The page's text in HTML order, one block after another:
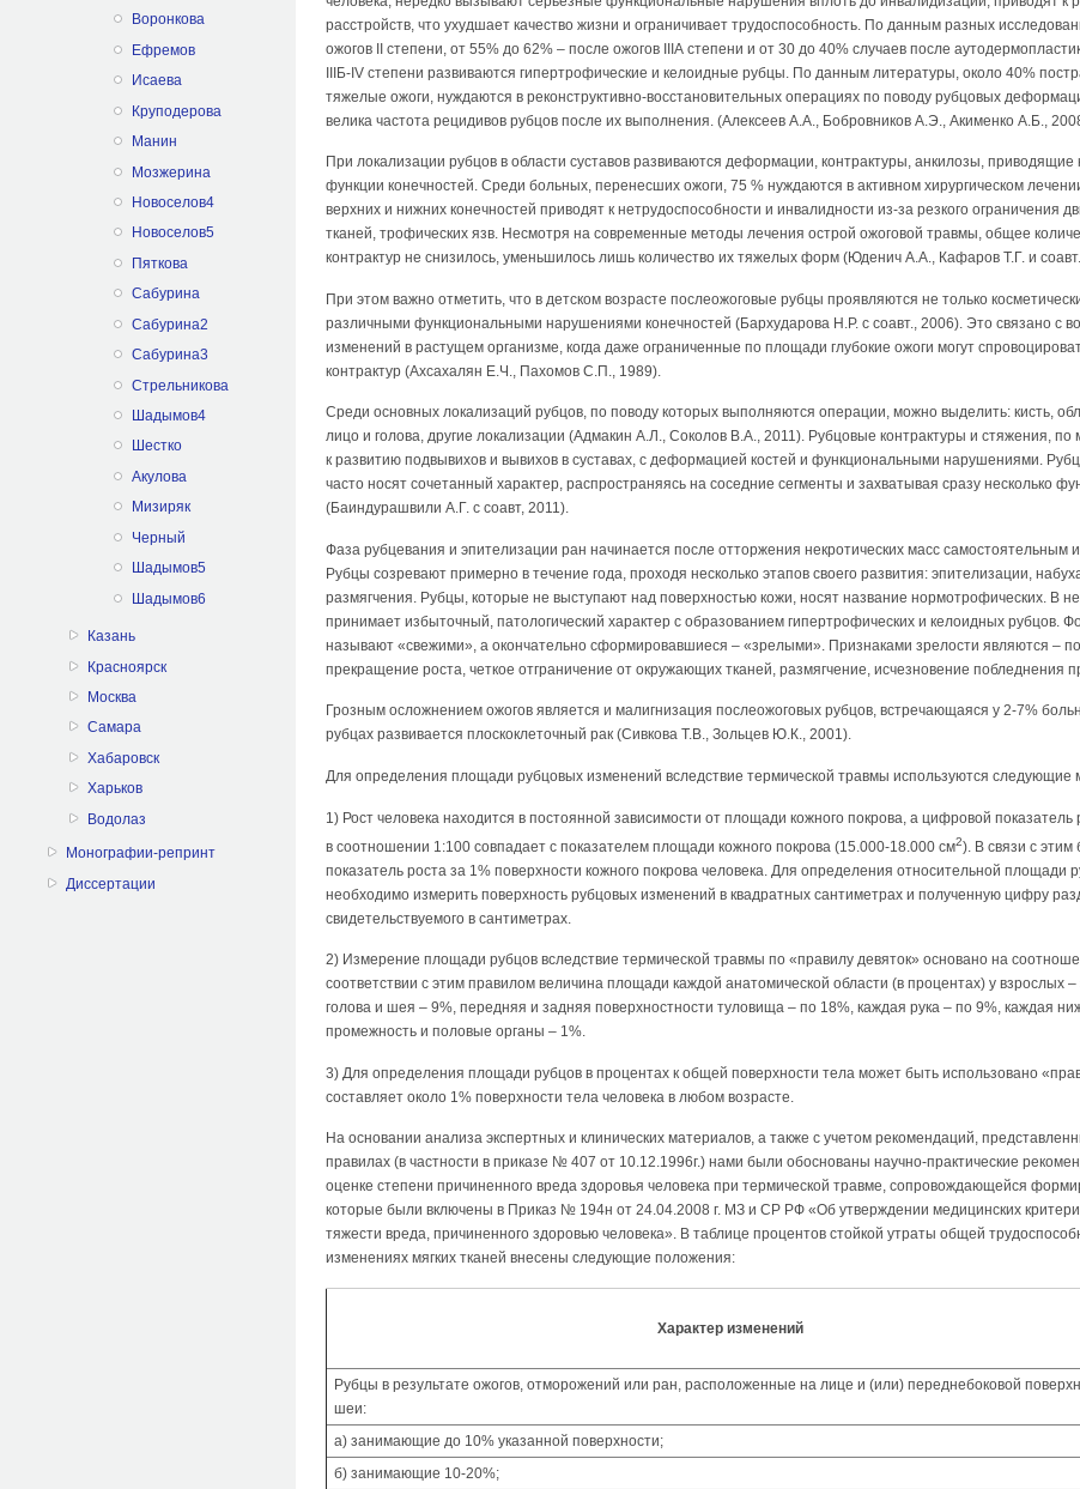
Воронкова
Ефремов
Исаева
Круподерова
Манин
Мозжерина
Новоселов4
Новоселов5
Пяткова
Сабурина
Сабурина2
Сабурина3
Стрельникова
Шадымов4
Шестко
Акулова
Мизиряк
Черный
Шадымов5
Шадымов6
Казань
Красноярск
Москва
Самара
Хабаровск
Харьков
Водолаз
Монографии-репринт
Диссертации
расстройств, что ухудшает качество жизни и ограничивает трудоспособность. По данным разных
ожогов II степени, от 55% до 62% – после ожогов IIIА степени и от 30 до 40% случаев после
IIIБ-IV степени развиваются гипертрофические и келоидные рубцы. По данным литературы, около 40%
тяжелые ожоги, нуждаются в реконструктивно-восстановительных операциях по поводу рубцовых
велика частота рецидивов рубцов после их выполнения. (Алексеев А.А., Бобровников А.Э., Акименко А.Б.,
При локализации рубцов в области суставов развиваются деформации, контрактуры, анкилозы,
функции конечностей. Среди больных, перенесших ожоги, 75 % нуждаются в активном хирургическом
верхних и нижних конечностей приводят к нетрудоспособности и инвалидности из-за резкого ограничения
тканей, трофических язв. Несмотря на современные методы лечения острой ожоговой травмы, общее
контрактур не снизилось, уменьшилось лишь количество их тяжелых форм (Юденич А.А., Кафаров Т.Г. и
При этом важно отметить, что в детском возрасте послеожоговые рубцы проявляются не только
различными функциональными нарушениями конечностей (Бархударова Н.Р. с соавт., 2006). Это связано с
изменений в растущем организме, когда даже ограниченные по площади глубокие ожоги могут
контрактур (Ахсахалян Е.Ч., Пахомов С.П., 1989).
Среди основных локализаций рубцов, по поводу которых выполняются операции, можно выделить: кисть,
лицо и голова, другие локализации (Адмакин А.Л., Соколов В.А., 2011). Рубцовые контрактуры и стяжения, по
к развитию подвывихов и вывихов в суставах, с деформацией костей и функциональными нарушениями.
часто носят сочетанный характер, распространяясь на соседние сегменты и захватывая сразу несколько
(Баиндурашвили А.Г. с соавт, 2011).
Фаза рубцевания и эпителизации ран начинается после отторжения некротических масс самостоятельным
Рубцы созревают примерно в течение года, проходя несколько этапов своего развития: эпителизации,
размягчения. Рубцы, которые не выступают над поверхностью кожи, носят название нормотрофических. В
принимает избыточный, патологический характер с образованием гипертрофических и келоидных рубцов.
называют «свежими», а окончательно сформировавшиеся – «зрелыми». Признаками зрелости являются –
прекращение роста, четкое отграничение от окружающих тканей, размягчение, исчезновение побледнения
Грозным осложнением ожогов является и малигнизация послеожоговых рубцов, встречающаяся у 2-7%
рубцах развивается плоскоклеточный рак (Сивкова Т.В., Зольцев Ю.К., 2001).
Для определения площади рубцовых изменений вследствие термической травмы используются следующие
1) Рост человека находится в постоянной зависимости от площади кожного покрова, а цифровой показатель
в соотношении 1:100 совпадает с показателем площади кожного покрова (15.000-18.000 см2). В связи с
показатель роста за 1% поверхности кожного покрова человека. Для определения относительной площади
необходимо измерить поверхность рубцовых изменений в квадратных сантиметрах и полученную цифру
свидетельствуемого в сантиметрах.
2) Измерение площади рубцов вследствие термической травмы по «правилу девяток» основано на
соответствии с этим правилом величина площади каждой анатомической области (в процентах) у взрослых –
голова и шея – 9%, передняя и задняя поверхностности туловища – по 18%, каждая рука – по 9%, каждая
промежность и половые органы – 1%.
3) Для определения площади рубцов в процентах к общей поверхности тела может быть использовано
составляет около 1% поверхности тела человека в любом возрасте.
На основании анализа экспертных и клинических материалов, а также с учетом рекомендаций,
правилах (в частности в приказе № 407 от 10.12.1996г.) нами были обоснованы научно-практические
оценке степени причиненного вреда здоровья человека при термической травме, сопровождающейся
которые были включены в Приказ № 194н от 24.04.2008 г. МЗ и СР РФ «Об утверждении медицинских
тяжести вреда, причиненного здоровью человека». В таблице процентов стойкой утраты общей
изменениях мягких тканей внесены следующие положения:
Характер изменений
Рубцы в результате ожогов, отморожений или ран, расположенные на лице и (или) переднебоковой
шеи:
а) занимающие до 10% указанной поверхности;
б) занимающие 10-20%;